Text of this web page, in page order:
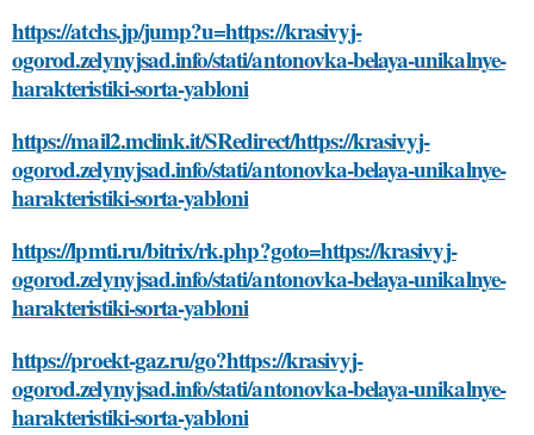
https://atchs.jp/jump?u=https://krasivyj-
ogorod.zelynyjsad.info/stati/antonovka-belaya-unikalnye-
harakteristiki-sorta-yabloni
https://mail2.mclink.it/SRedirect/https://krasivyj-
ogorod.zelynyjsad.info/stati/antonovka-belaya-unikalnye-
harakteristiki-sorta-yabloni
https://lpmti.ru/bitrix/rk.php?goto=https://krasivyj-
ogorod.zelynyjsad.info/stati/antonovka-belaya-unikalnye-
harakteristiki-sorta-yabloni
https://proekt-gaz.ru/go?https://krasivyj-
ogorod.zelynyjsad.info/stati/antonovka-belaya-unikalnye-
harakteristiki-sorta-yabloni